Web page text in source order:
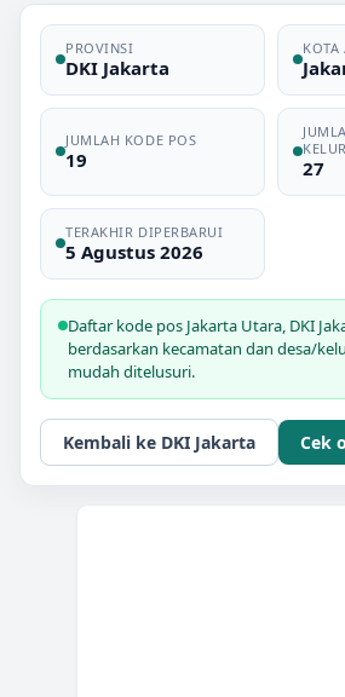
PROVINSI
DKI Jakarta
KOTA
JUMLAH KODE POS
19 27
TERAKHIR DIPERBARUI
5 Agustus 2026
Daftar kode pos Jakarta Utara DKI
berdasarkan kecamatan dan desa/
mudah ditelusuri.
Kembali ke DKI Jakarta Cek